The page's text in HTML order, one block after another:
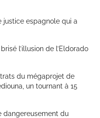
justice espagnole qui a
l’illusion de l’Eldorado
du mégaprojet de
un tournant à 15
dangereusement du